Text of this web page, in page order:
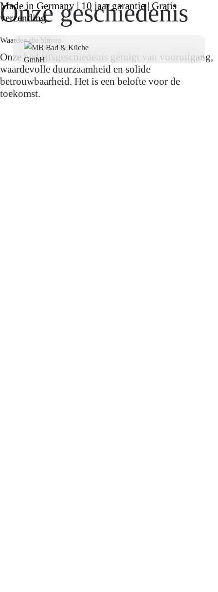
Made in Germany | 10 jaar garantie | Gratis
verzending
Onze geschiedenis
Waarden die blijven.
Onze bedrijfsgeschiedenis getuigt van vooruitgang,
waardevolle duurzaamheid en solide
betrouwbaarheid. Het is een belofte voor de
toekomst.